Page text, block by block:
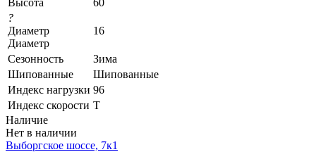
Высота
60
?
Диаметр
Диаметр
16
Сезонность
Зима
Шипованные
Шипованные
Индекс нагрузки 96
Индекс скорости T
Наличие
Нет в наличии
Выборгское шоссе, 7к1